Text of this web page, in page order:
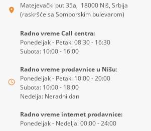
Matejevački put 35a, 18000 Niš, Srbija
(raskršće sa Somborskim bulevarom)
Radno vreme Call centra:
Ponedeljak - Petak: 08:30 - 16:30
Subota: 10:00 - 16:00
Radno vreme prodavnice u Nišu:
Ponedeljak - Petak: 10:00 - 20:00
Subota: 10:00 - 18:00
Nedelja: Neradni dan
Radno vreme internet prodavnice:
Ponedeljak - Nedelja: 00:00 - 24:00